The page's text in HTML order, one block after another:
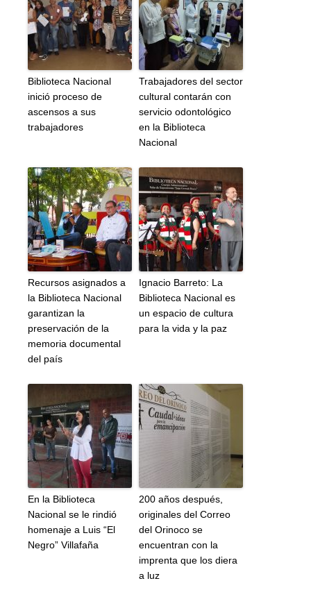
Biblioteca Nacional
inició proceso de
ascensos a sus
trabajadores
Trabajadores del sector
cultural contarán con
servicio odontológico
en la Biblioteca
Nacional
Recursos asignados a
la Biblioteca Nacional
garantizan la
preservación de la
memoria documental
del país
Ignacio Barreto: La
Biblioteca Nacional es
un espacio de cultura
para la vida y la paz
En la Biblioteca
Nacional se le rindió
homenaje a Luis “El
Negro” Villafaña
200 años después,
originales del Correo
del Orinoco se
encuentran con la
imprenta que los diera
a luz